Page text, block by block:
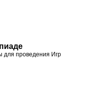
для проведения Игр